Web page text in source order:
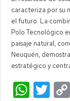
caracteriza por su
el futuro. La
Polo Tecnológico
paisaje natural,
Neuquén,
estratégico y
W T